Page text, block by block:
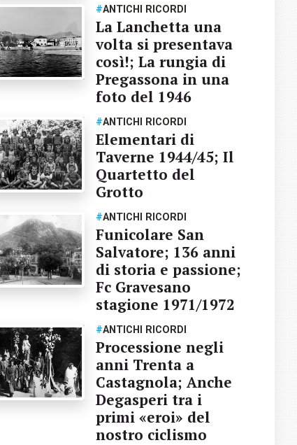
#ANTICHI RICORDI
La Lanchetta una
volta si presentava
così!; La rungia di
Pregassona in una
foto del 1946
#ANTICHI RICORDI
Elementari di
Taverne 1944/45; Il
Quartetto del
Grotto
#ANTICHI RICORDI
Funicolare San
Salvatore; 136 anni
di storia e passione;
Fc Gravesano
stagione 1971/1972
#ANTICHI RICORDI
Processione negli
anni Trenta a
Castagnola; Anche
Degasperi tra i
primi «eroi» del
nostro ciclismo